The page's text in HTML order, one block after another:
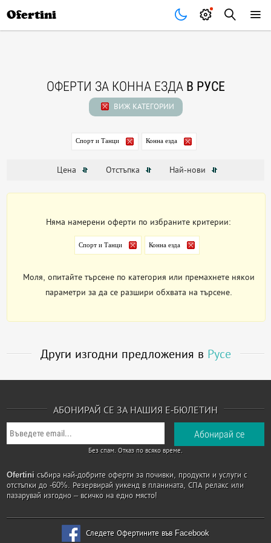
Ofertini
ОФЕРТИ ЗА КОННА ЕЗДА В РУСЕ
ВИЖ КАТЕГОРИИ
Спорт и Танци Конна езда
Цена Отстъпка Най-нови
Няма намерени оферти по избраните критерии:
Спорт и Танци Конна езда
Моля, опитайте търсене по категория или премахнете някои
параметри за да се разшири обхвата на търсене.
Други изгодни предложения в Русе
АБОНИРАЙ СЕ ЗА НАШИЯ Е-БЮЛЕТИН
Без спам. Отказ по всяко време.
Ofertini събира най-добрите оферти за почивки, продукти и услуги с
отстъпки до -60%. Резервирай уикенд в планината, СПА релакс или
пазарувай изгодно – всичко на едно място!
Следете Офертините във Facebook